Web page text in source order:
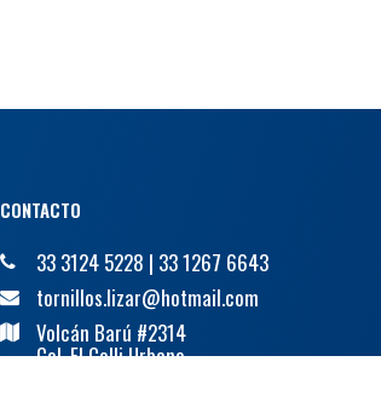
CONTACTO
33 3124 5228 | 33 1267 6643
tornillos.lizar@hotmail.com
Volcán Barú #2314
Col. El Colli Urbano,